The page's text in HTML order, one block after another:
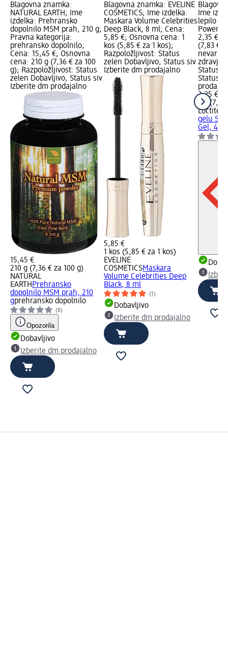
Blagovna znamka:
NATURAL EARTH; Ime
izdelka: Prehransko
dopolnilo MSM prah, 210 g;
Pravna kategorija:
prehransko dopolnilo;
Cena: 15,45 €; Osnovna
cena: 210 g (7,36 € za 100
g); Razpoložljivost: Status
zelen Dobavljivo, Status siv
Izberite dm prodajalno
15,45 €
210 g (7,36 € za 100 g)
NATURAL
EARTH Prehransko
dopolnilo MSM prah, 210
gprehransko dopolnilo
(0)
Opozorila
Dobavljivo
Izberite dm prodajalno
Blagovna znamka: EVELINE
COSMETICS; Ime izdelka:
Maskara Volume Celebrities
Deep Black, 8 ml; Cena:
5,85 €; Osnovna cena: 1
kos (5,85 € za 1 kos);
Razpoložljivost: Status
zelen Dobavljivo, Status siv
Izberite dm prodajalno
5,85 €
1 kos (5,85 € za 1 kos)
EVELINE
COSMETICSMaskara
Volume Celebrities Deep
Black, 8 ml
(1)
Dobavljivo
Izberite dm prodajalno
Ime
lepilo v
Power
2,35 €;
(7,83 €
zdravje;
Status
Status
2,35 €
3 g
Loctite
gelu
Gel, 4 g